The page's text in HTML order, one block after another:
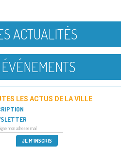
ACTUALITÉS
LES ACTUS DE LA VILLE